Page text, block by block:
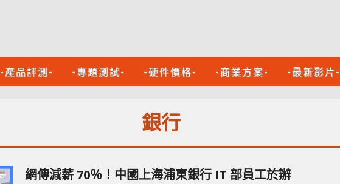
-產品評測- -專題測試- -硬件價格- -商業方案- -最新影片-
銀行
網傳減薪 70％！中國上海浦東銀行 IT 部員工於辦